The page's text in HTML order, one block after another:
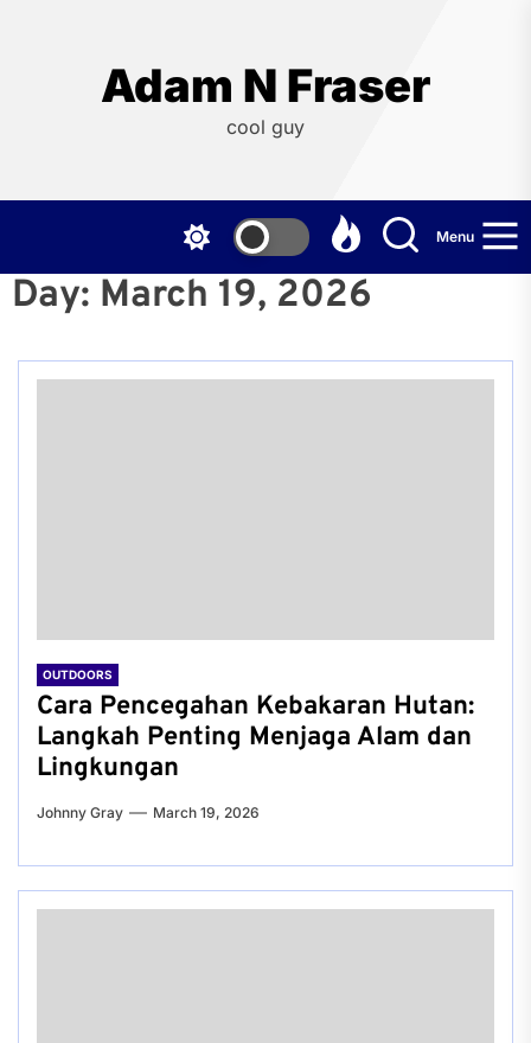
Adam N Fraser
cool guy
Menu
Day: March 19, 2026
OUTDOORS
Cara Pencegahan Kebakaran Hutan:
Langkah Penting Menjaga Alam dan
Lingkungan
Johnny Gray March 19, 2026